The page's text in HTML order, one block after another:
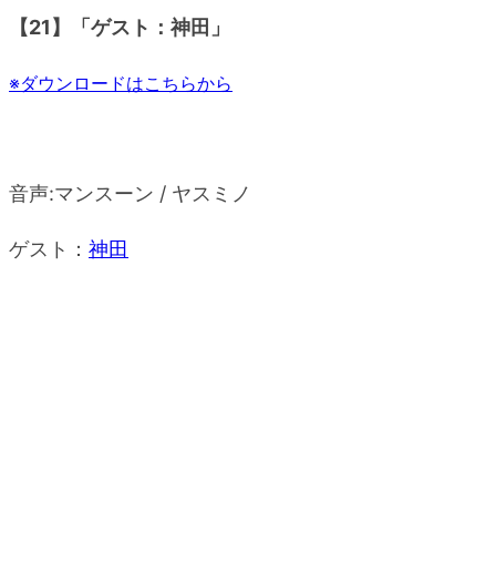
【21】「ゲスト：神田」
※ダウンロードはこちらから
音声:マンスーン / ヤスミノ
ゲスト： 神田